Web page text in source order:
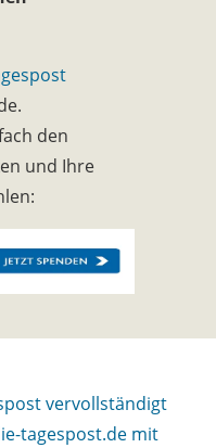
den
und Ihre
vervollständigt
tagespost.de mit